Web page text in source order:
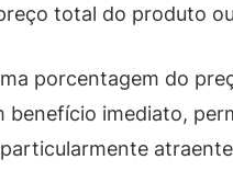
total do produto
porcentagem do
benefício imediato,